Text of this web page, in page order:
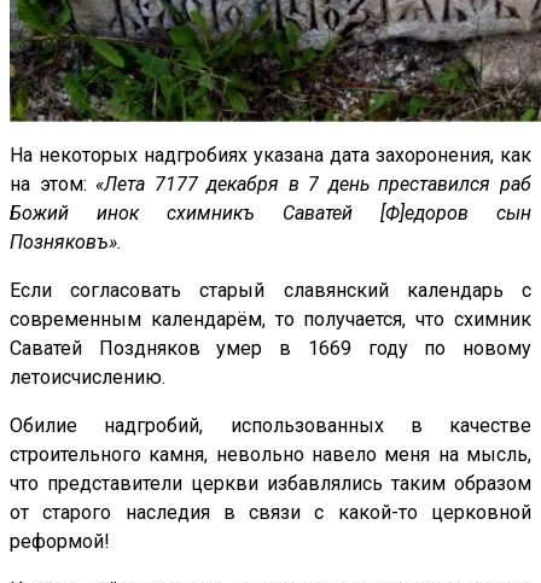
На некоторых надгробиях указана дата захоронения, как
на этом:«Лета 7177 декабря в 7 день преставился раб
Божий инок схимникъ Саватей [Ф]едоров сын
Позняковъ».
Если согласовать старый славянский календарь с
современным календарём, то получается, что схимник
Саватей Поздняков умер в 1669 году по новому
летоисчислению.
Обилие надгробий, использованных в качестве
строительного камня, невольно навело меня на мысль,
что представители церкви избавлялись таким образом
от старого наследия в связи с какой-то церковной
реформой!